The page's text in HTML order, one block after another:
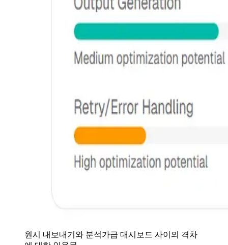
원시 내보내기와 분석가급 대시보드 사이의 격차